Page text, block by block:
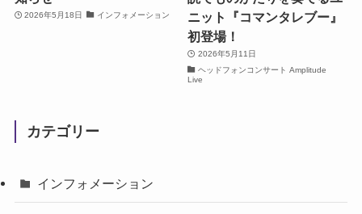
2026年5月18日 インフォメーション
ニット『コマンタレブー』
初登場！
2026年5月11日
ヘッドフォンコンサート Amplitude
Live
カテゴリー
インフォメーション